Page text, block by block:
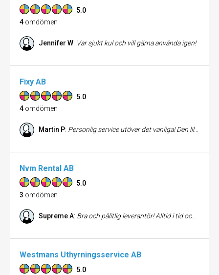
5.0
4 omdömen
Jennifer W: Var sjukt kul och vill gärna använda igen!
Fixy AB
5.0
4 omdömen
Martin P: Personlig service utöver det vanliga! Den lilla butiken med det stora engagemanget. Härlig blandning av ny och begagnad utrustning till bra priser.
Nvm Rental AB
5.0
3 omdömen
Supreme A: Bra och pålitlig leverantör! Alltid i tid och håller vad de lovar.
Westmans Uthyrningsservice AB
5.0